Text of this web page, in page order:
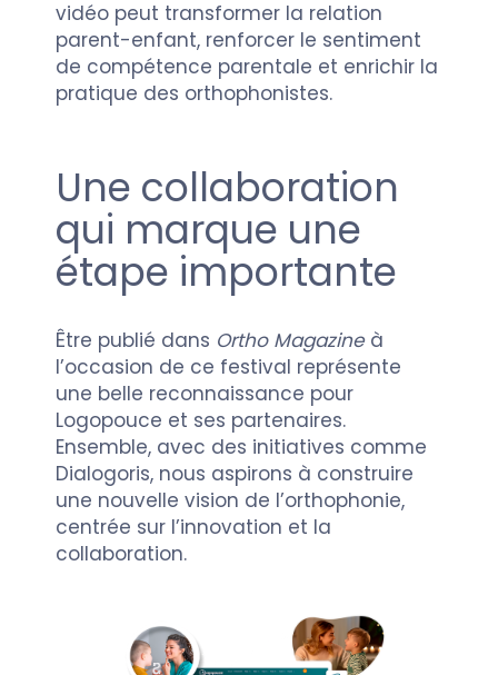
vidéo peut transformer la relation
parent-enfant, renforcer le sentiment
de compétence parentale et enrichir la
pratique des orthophonistes.
Une collaboration
qui marque une
étape importante
Être publié dans Ortho Magazineà
l’occasion de ce festival représente
une belle reconnaissance pour
Logopouce et ses partenaires.
Ensemble, avec des initiatives comme
Dialogoris, nous aspirons à construire
une nouvelle vision de l’orthophonie,
centrée sur l’innovation et la
collaboration.